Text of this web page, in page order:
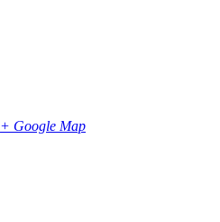
+ Google Map